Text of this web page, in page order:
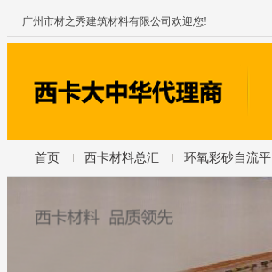
广州市材之秀建筑材料有限公司欢迎您!
首页 西卡材料总汇 环氧彩砂自流平